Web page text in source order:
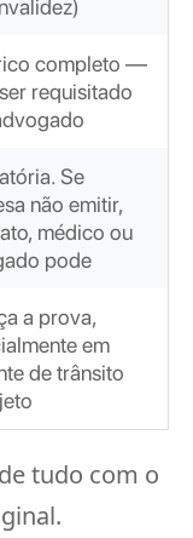
completo —
requisitado
Se
não emitir,
médico ou
pode
a prova,
em
de trânsito
tudo com o